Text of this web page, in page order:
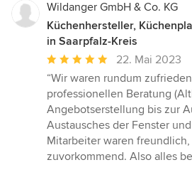
Wildanger GmbH & Co. KG
Küchenhersteller,
in Saarpfalz-Kreis
Durchschnittliche
Bewertung:
5
von
5
Sternen
22. Mai 2023
“Wir waren rundum
professionellen Beratung
Angebotserstellung bis zur
Austausches der Fenster
Mitarbeiter waren
zuvorkommend. Also alles